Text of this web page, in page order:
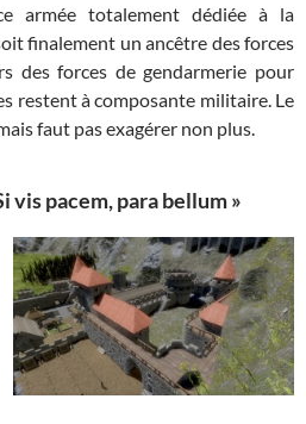
armée totalement dédiée à la
finalement un ancêtre des forces
des forces de gendarmerie pour
restent à composante militaire. Le
faut pas exagérer non plus.
vis pacem, para bellum »